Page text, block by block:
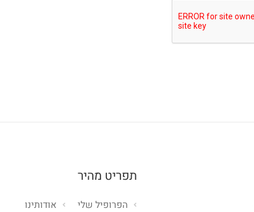
תפריט מהיר
אודותינו הפרופיל שלי